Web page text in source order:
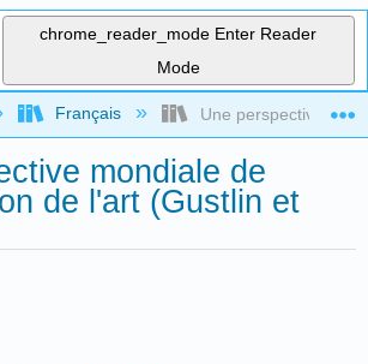
chrome_reader_mode Enter Reader
Mode
global hierarchy
Français Une perspective
mondiale de
de l'art (Gustlin et